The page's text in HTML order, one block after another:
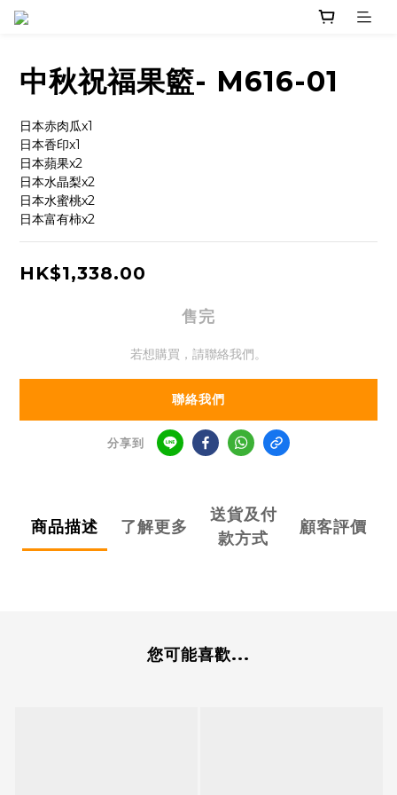
中秋祝福果籃- M616-01
日本赤肉瓜x1
日本香印x1
日本蘋果x2
日本水晶梨x2
日本水蜜桃x2
日本富有柿x2
HK$1,338.00
售完
若想購買，請聯絡我們。
聯絡我們
分享到
商品描述 了解更多
送貨及付
款方式
顧客評價
您可能喜歡...